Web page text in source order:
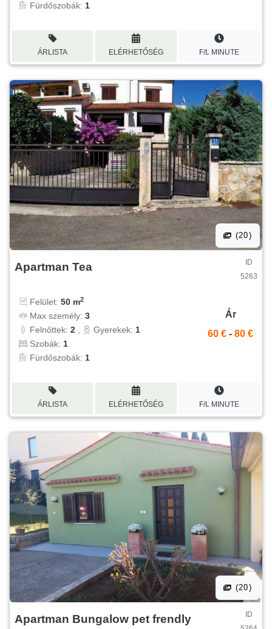
Fürdőszobák: 1
ÁRLISTA ELÉRHETŐSÉG F/L MINUTE
(20)
Apartman Tea
ID
5263
Felület: 50 m2
Max személy: 3
Felnőttek: 2 Gyerekek: 1
Szobák: 1
Fürdőszobák: 1
Ár
60 € - 80 €
ÁRLISTA ELÉRHETŐSÉG F/L MINUTE
(20)
Apartman Bungalow pet frendly
ID